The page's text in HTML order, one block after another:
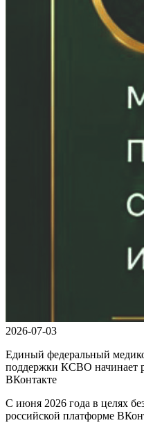
2026-07-03
Единый федеральный
поддержки КСВО начинает
ВКонтакте
С июня 2026 года в целях
российской платформе